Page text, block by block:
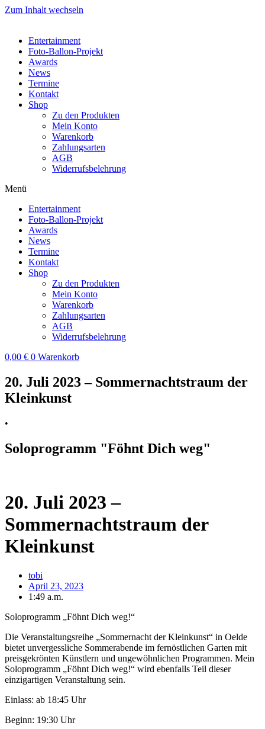
Zum Inhalt wechseln
Entertainment
Foto-Ballon-Projekt
Awards
News
Termine
Kontakt
Shop
Zu den Produkten
Mein Konto
Warenkorb
Zahlungsarten
AGB
Widerrufsbelehrung
Menü
Entertainment
Foto-Ballon-Projekt
Awards
News
Termine
Kontakt
Shop
Zu den Produkten
Mein Konto
Warenkorb
Zahlungsarten
AGB
Widerrufsbelehrung
0,00 € 0 Warenkorb
20. Juli 2023 – Sommernachtstraum der
Kleinkunst
•
Soloprogramm "Föhnt Dich weg"
20. Juli 2023 –
Sommernachtstraum der
Kleinkunst
tobi
April 23, 2023
1:49 a.m.
Soloprogramm „Föhnt Dich weg!“
Die Veranstaltungsreihe „Sommernacht der Kleinkunst“ in Oelde
bietet unvergessliche Sommerabende im fernöstlichen Garten mit
preisgekrönten Künstlern und ungewöhnlichen Programmen. Mein
Soloprogramm „Föhnt Dich weg!“ wird ebenfalls Teil dieser
einzigartigen Veranstaltung sein.
Einlass: ab 18:45 Uhr
Beginn: 19:30 Uhr